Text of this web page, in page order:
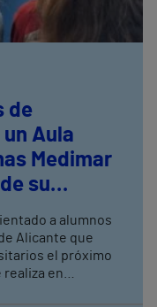
de
Aula
Medimar
su
a alumnos
Alicante que
el próximo
realiza en